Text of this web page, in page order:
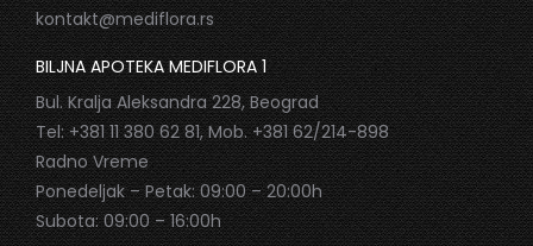
kontakt@mediflora.rs
BILJNA APOTEKA MEDIFLORA 1
Bul. Kralja Aleksandra 228, Beograd
Tel: +381 11 380 62 81, Mob. +381 62/214-898
Radno Vreme
Ponedeljak – Petak: 09:00 – 20:00h
Subota: 09:00 – 16:00h